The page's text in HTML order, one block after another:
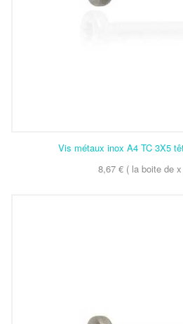
Vis métaux inox A4 TC 3X5
8,67 € ( la boite de